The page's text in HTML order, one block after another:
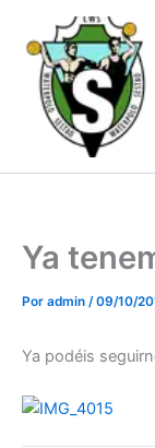
contenido
Ya
Por admin /09/10/
Ya podéis